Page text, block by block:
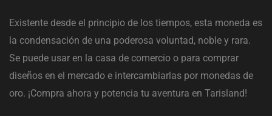
Existente desde el principio de los tiempos, esta moneda es
la condensación de una poderosa voluntad, noble y rara.
Se puede usar en la casa de comercio o para comprar
diseños en el mercado e intercambiarlas por monedas de
oro. ¡Compra ahora y potencia tu aventura en Tarisland!